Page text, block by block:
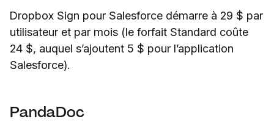
Dropbox Sign pour Salesforce démarre à 29 $ par
utilisateur et par mois (le forfait Standard coûte
24 $, auquel s’ajoutent 5 $ pour l’application
Salesforce).
PandaDoc